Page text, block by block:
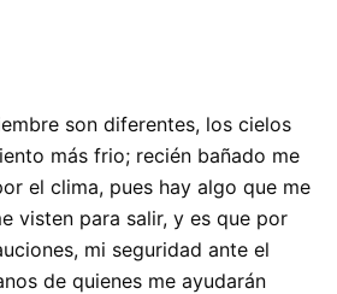
son diferentes, los cielos
más frio; recién bañado me
el clima, pues hay algo que me
visten para salir, y es que por
mi seguridad ante el
de quienes me ayudarán